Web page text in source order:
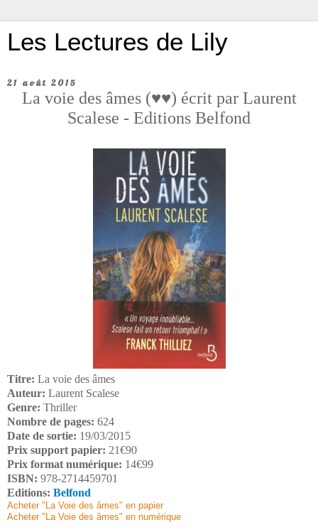
Les Lectures de Lily
21 août 2015
La voie des âmes (♥♥) écrit par Laurent
Scalese - Editions Belfond
Titre: La voie des âmes
Auteur: Laurent Scalese
Genre: Thriller
Nombre de pages: 624
Date de sortie: 19/03/2015
Prix support papier: 21€90
Prix format numérique: 14€99
ISBN: 978-2714459701
Editions: Belfond
Acheter "La Voie des âmes" en papier
Acheter "La Voie des âmes" en numérique